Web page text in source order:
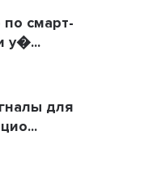
по смарт-
у�...
для